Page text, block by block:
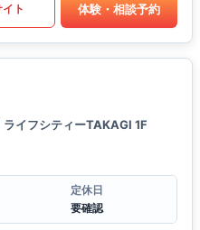
ト 体験・相談予約
ライフシティーTAKAGI 1F
定休日
要確認